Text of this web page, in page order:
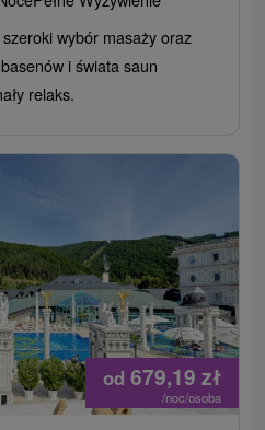
wybór masaży oraz
i świata saun
relaks.
od 679,19 zł
/noc/osoba